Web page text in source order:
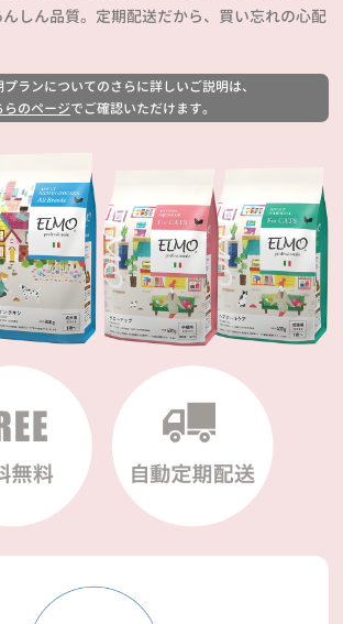
しん品質。定期配送だから、買い忘れの心配
プランについてのさらに詳しいご説明は、
らのページでご確認いただけます。